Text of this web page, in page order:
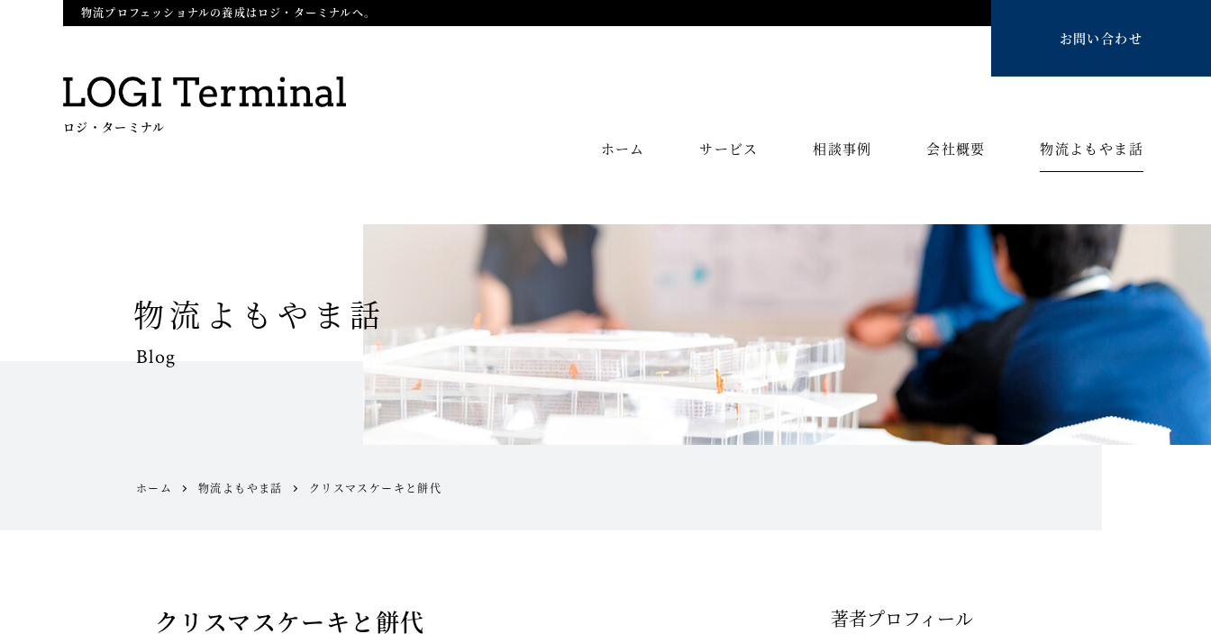
物流プロフェッショナルの養成はロジ・ターミナルへ。
お問い合わせ
ロジ・ターミナル
ホーム サービス 相談事例 会社概要 物流よもやま話
物流よもやま話
Blog
ホーム 物流よもやま話 クリスマスケーキと餅代
クリスマスケーキと餅代 著者プロフィール